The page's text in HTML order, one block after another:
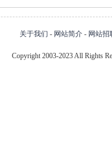
关于我们 - 网站简介 - 网站招
Copyright 2003-2023 All Rights